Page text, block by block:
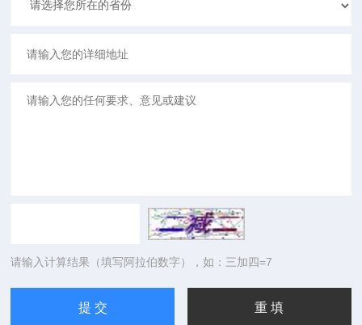
请输入计算结果（填写阿拉伯数字），如：三加四=7